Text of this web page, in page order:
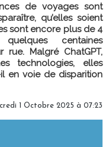
de voyages sont
qu’elles soient
sont encore plus de 4
centaines
rue. Malgré ChatGPT,
technologies, elles
en voie de disparition
1 Octobre 2025 à 07:23